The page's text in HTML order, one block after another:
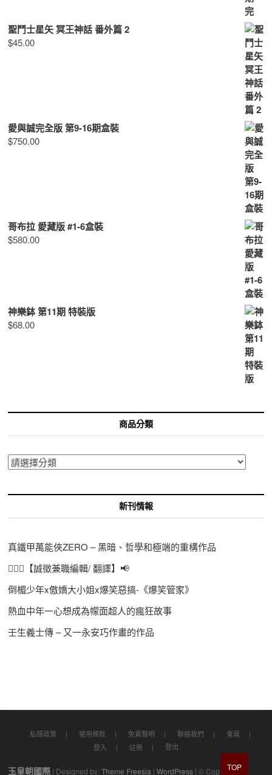
聖鬥士星矢 冥王神話 番外篇 2
$45.00
愛與誠完全版 第9-16期盒裝
$750.00
哥布拉 愛藏版 #1-6盒裝
$580.00
神樂鉢 第11期 特裝版
$68.00
商品分類
新刊情報
真鐵甲萬能俠ZERO – 黑暗、哲學和極端的重構作品
🙋🏻‍♀️【誠徵兼職編輯/ 翻譯】📢
倒楣少年x傲嬌大小姐x爆笑惡搞-《爆笑管家》
熱血中年一心想成為幪面超人的瘋狂故事
壬生義士傳 – 又一永安巧作畫的作品
私隱政策 使用條款 免責聲明 聯絡我們
會員
登入
註冊 登出
玉皇朝國際 | Designed by:Theme Freesia |WordPress | © Copyright All
TOP